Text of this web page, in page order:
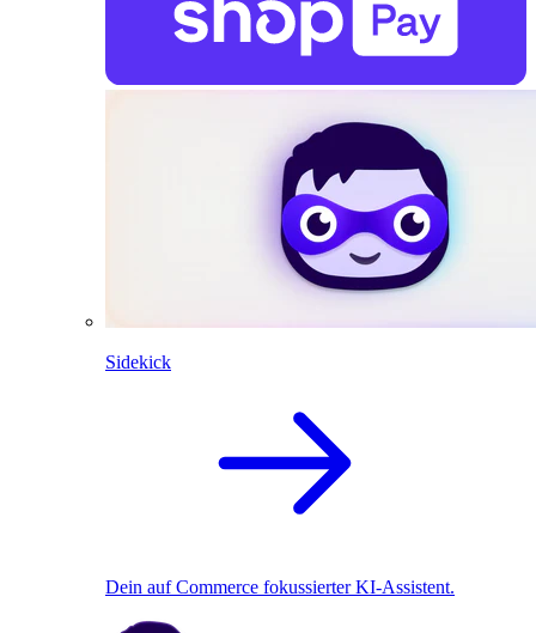
Sidekick
Dein auf Commerce fokussierter KI-Assistent.